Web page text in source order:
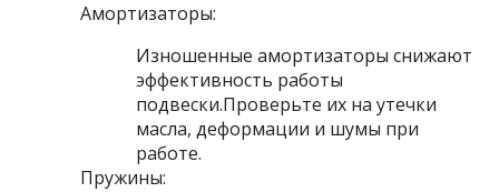
Амортизаторы:
Изношенные амортизаторы снижают
эффективность работы
подвески.Проверьте их на утечки
масла, деформации и шумы при
работе.
Пружины: